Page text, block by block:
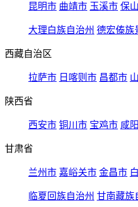
昆明市 曲靖市 玉溪市 保
大理白族自治州 德宏傣族
西藏自治区
拉萨市 日喀则市 昌都市
陕西省
西安市 铜川市 宝鸡市 咸
甘肃省
兰州市 嘉峪关市 金昌市
临夏回族自治州 甘南藏族